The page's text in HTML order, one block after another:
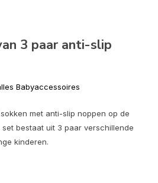
3 paar anti-slip
Babyaccessoires
met anti-slip noppen op de
bestaat uit 3 paar verschillende
kinderen.